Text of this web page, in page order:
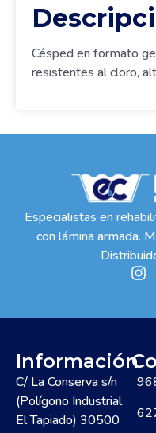
Césped en formato
resistentes al cloro,
Especialistas en
con lámina armada.
Información
C/ La Conserva s/n
(Polígono Industrial
El Tapiado) 30500